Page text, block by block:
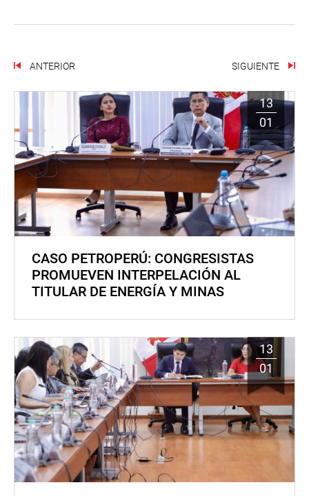
ANTERIOR SIGUIENTE
13
01
CASO PETROPERÚ: CONGRESISTAS
PROMUEVEN INTERPELACIÓN AL
TITULAR DE ENERGÍA Y MINAS
13
01